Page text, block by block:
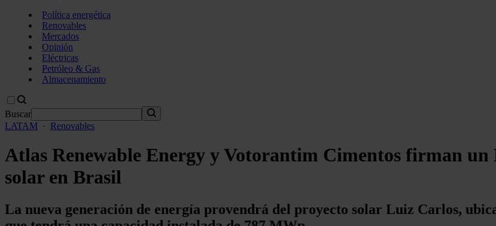
Política energética
Renovables
Mercados
Opinión
Eléctricas
Petróleo & Gas
Almacenamiento
Buscar
LATAM · Renovables
Atlas Renewable Energy y Votorantim Cimentos firman un
solar en Brasil
La nueva generación de energía provendrá del proyecto solar Luiz Carlos,